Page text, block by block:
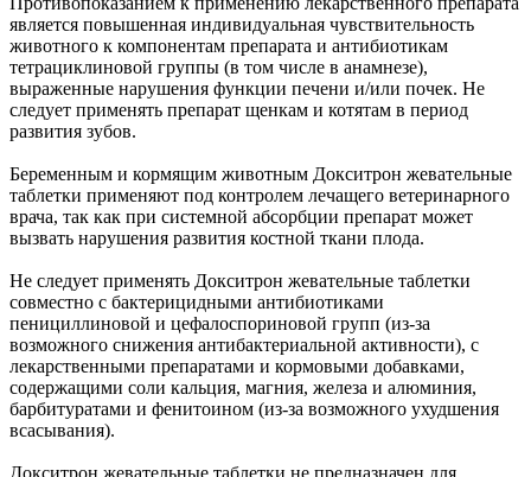
является повышенная индивидуальная чувствительность
животного к компонентам препарата и антибиотикам
тетрациклиновой группы (в том числе в анамнезе),
выраженные нарушения функции печени и/или почек. Не
следует применять препарат щенкам и котятам в период
развития зубов.
Беременным и кормящим животным Докситрон жевательные
таблетки применяют под контролем лечащего ветеринарного
врача, так как при системной абсорбции препарат может
вызвать нарушения развития костной ткани плода.
Не следует применять Докситрон жевательные таблетки
совместно с бактерицидными антибиотиками
пенициллиновой и цефалоспориновой групп (из-за
возможного снижения антибактериальной активности), с
лекарственными препаратами и кормовыми добавками,
содержащими соли кальция, магния, железа и алюминия,
барбитуратами и фенитоином (из-за возможного ухудшения
всасывания).
Докситрон жевательные таблетки не предназначен для